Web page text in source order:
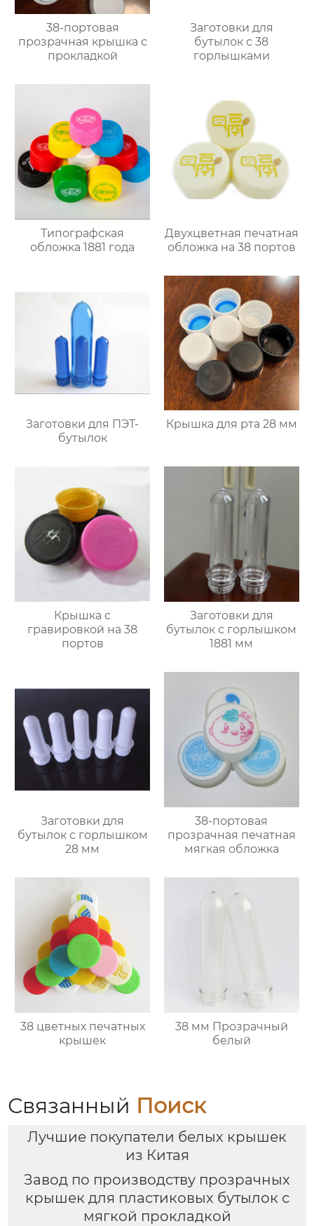
38-портовая
прозрачная крышка с
прокладкой
Заготовки для
бутылок с 38
горлышками
Типографская
обложка 1881 года
Двухцветная печатная
обложка на 38 портов
Заготовки для ПЭТ-
бутылок
Крышка для рта 28 мм
Крышка с
гравировкой на 38
портов
Заготовки для
бутылок с горлышком
1881 мм
Заготовки для
бутылок с горлышком
28 мм
38-портовая
прозрачная печатная
мягкая обложка
38 цветных печатных
крышек
38 мм Прозрачный
белый
Связанный Поиск
Лучшие покупатели белых крышек
из Китая
Завод по производству прозрачных
крышек для пластиковых бутылок с
мягкой прокладкой